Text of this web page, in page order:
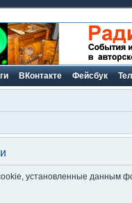
ВКонтакте Фейсбук
установленные данным